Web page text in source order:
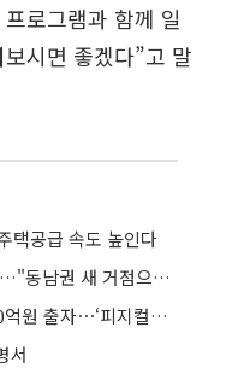
로그램과 함께 일
시면 좋겠다”고 말
택공급 속도 높인다
서울시, 남부터미널 1km 재편 착수…"동남권 새 거점으로 육성"
서울시, '비전2030 펀드' 상반기 600억원 출자⋯‘피지컬AI’ 분야 신설
서